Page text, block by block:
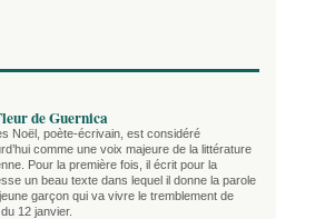
de Guernica
Noël, poète-écrivain, est considéré
comme une voix majeure de la littérature
Pour la première fois, il écrit pour la
un beau texte dans lequel il donne la parole
garçon qui va vivre le tremblement de
12 janvier.